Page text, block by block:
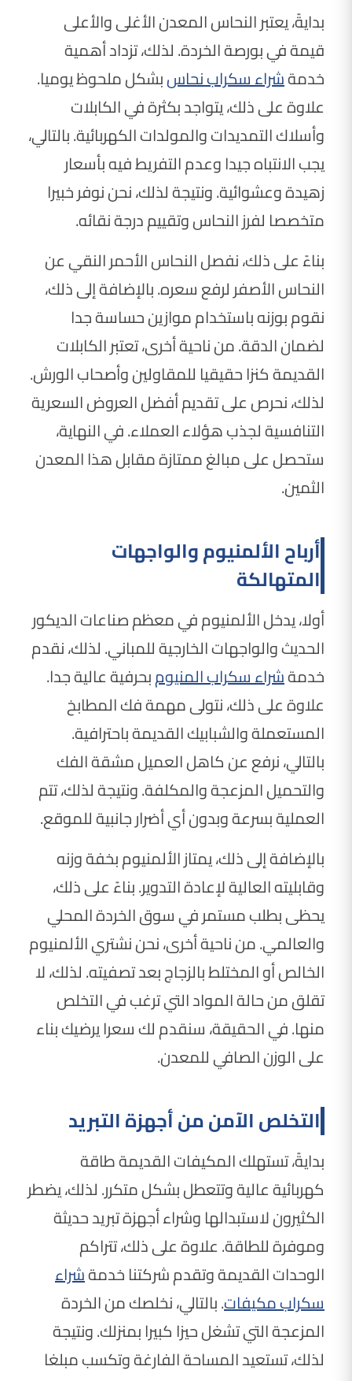
بدايةً، يعتبر النحاس المعدن الأغلى والأعلى
قيمة في بورصة الخردة. لذلك، تزداد أهمية
خدمةشراء سكراب نحاسبشكل ملحوظ يوميا.
علاوة على ذلك، يتواجد بكثرة في الكابلات
وأسلاك التمديدات والمولدات الكهربائية. بالتالي،
يجب الانتباه جيدا وعدم التفريط فيه بأسعار
زهيدة وعشوائية. ونتيجة لذلك، نحن نوفر خبيرا
متخصصا لفرز النحاس وتقييم درجة نقائه.
بناءً على ذلك، نفصل النحاس الأحمر النقي عن
النحاس الأصفر لرفع سعره. بالإضافة إلى ذلك،
نقوم بوزنه باستخدام موازين حساسة جدا
لضمان الدقة. من ناحية أخرى، تعتبر الكابلات
القديمة كنزا حقيقيا للمقاولين وأصحاب الورش.
لذلك، نحرص على تقديم أفضل العروض السعرية
التنافسية لجذب هؤلاء العملاء. في النهاية،
ستحصل على مبالغ ممتازة مقابل هذا المعدن
الثمين.
أرباح الألمنيوم والواجهات
المتهالكة
أولا، يدخل الألمنيوم في معظم صناعات الديكور
الحديث والواجهات الخارجية للمباني. لذلك، نقدم
خدمةشراء سكراب المنيومبحرفية عالية جدا.
علاوة على ذلك، نتولى مهمة فك المطابخ
المستعملة والشبابيك القديمة باحترافية.
بالتالي، نرفع عن كاهل العميل مشقة الفك
والتحميل المزعجة والمكلفة. ونتيجة لذلك، تتم
العملية بسرعة وبدون أي أضرار جانبية للموقع.
بالإضافة إلى ذلك، يمتاز الألمنيوم بخفة وزنه
وقابليته العالية لإعادة التدوير. بناءً على ذلك،
يحظى بطلب مستمر في سوق الخردة المحلي
والعالمي. من ناحية أخرى، نحن نشتري الألمنيوم
الخالص أو المختلط بالزجاج بعد تصفيته. لذلك، لا
تقلق من حالة المواد التي ترغب في التخلص
منها. في الحقيقة، سنقدم لك سعرا يرضيك بناء
على الوزن الصافي للمعدن.
التخلص الآمن من أجهزة التبريد
بدايةً، تستهلك المكيفات القديمة طاقة
كهربائية عالية وتتعطل بشكل متكرر. لذلك، يضطر
الكثيرون لاستبدالها وشراء أجهزة تبريد حديثة
وموفرة للطاقة. علاوة على ذلك، تتراكم
الوحدات القديمة وتقدم شركتنا خدمةشراء
سكراب مكيفات. بالتالي، نخلصك من الخردة
المزعجة التي تشغل حيزا كبيرا بمنزلك. ونتيجة
لذلك، تستعيد المساحة الفارغة وتكسب مبلغا